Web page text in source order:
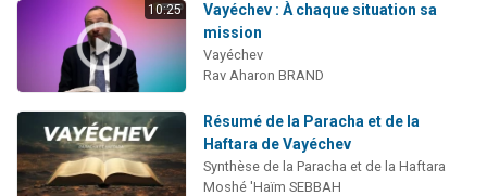
10:25
Vayéchev : À chaque situation sa
mission
Vayéchev
Rav Aharon BRAND
Résumé de la Paracha et de la
Haftara de Vayéchev
Synthèse de la Paracha et de la Haftara
Moshé 'Haïm SEBBAH